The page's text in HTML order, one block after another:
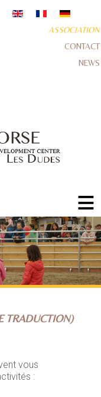
ASSOCIATION
CONTACT
NEWS
≡
TRADUCTION)
vous
: